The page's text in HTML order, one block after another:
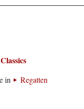
in
Regatten